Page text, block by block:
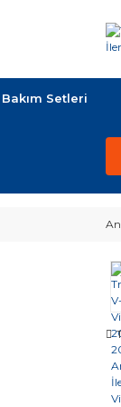
Bakım Setleri